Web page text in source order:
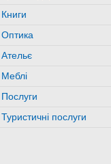
Книги
Оптика
Ательє
Меблі
Послуги
Туристичні послуги